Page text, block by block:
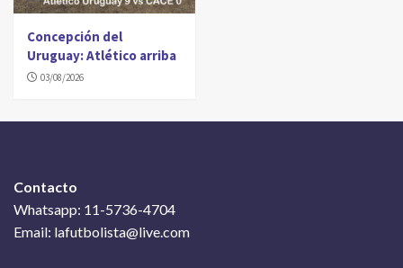
Concepción del
Uruguay: Atlético arriba
03/08/2026
Contacto
Whatsapp: 11-5736-4704
Email: lafutbolista@live.com